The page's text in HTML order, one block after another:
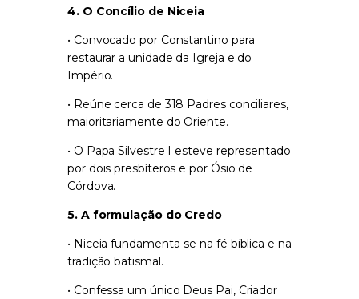
4. O Concílio de Niceia
• Convocado por Constantino para
restaurar a unidade da Igreja e do
Império.
• Reúne cerca de 318 Padres conciliares,
maioritariamente do Oriente.
• O Papa Silvestre I esteve representado
por dois presbíteros e por Ósio de
Córdova.
5. A formulação do Credo
• Niceia fundamenta-se na fé bíblica e na
tradição batismal.
• Confessa um único Deus Pai, Criador